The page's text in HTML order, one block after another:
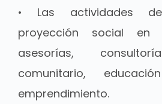
• Las actividades
proyección social
asesorías,
comunitario,
emprendimiento.